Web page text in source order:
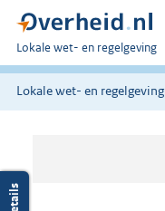
U
bent
hier:
Lokale wet- en regelgeving
Lokale wet- en regelgeving